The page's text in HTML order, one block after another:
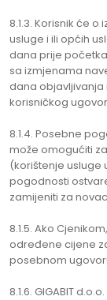
8.1.3. Korisnik će
usluge i ili općih
dana prije
sa izmjenama
dana objavljivanja
korisničkog
8.1.4. Posebne
može omogućiti
(korištenje usluge
pogodnosti
zamijeniti za
8.1.5. Ako
određene cijene
posebnom
8.1.6. GIGABIT